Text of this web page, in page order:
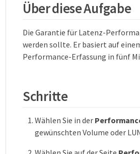
Über diese Aufgabe
Die Garantie für Latenz-
werden sollte. Er basiert auf
Performance-Erfassung in fünf
Schritte
Wählen Sie in der
gewünschten Volume oder